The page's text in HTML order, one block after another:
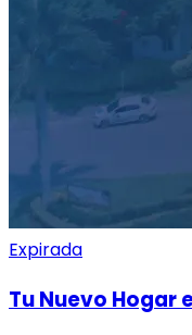
Expirada
Tu Nuevo Hogar